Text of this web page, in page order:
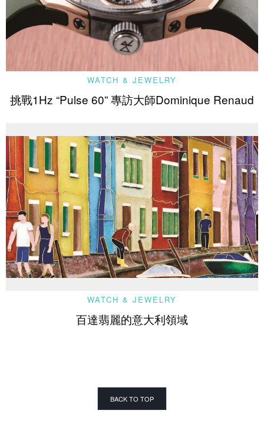
WATCH & JEWELRY
挑戰1Hz “Pulse 60” 專訪大師Dominique Renaud
WATCH & JEWELRY
百達翡麗的意大利領域
BACK TO TOP